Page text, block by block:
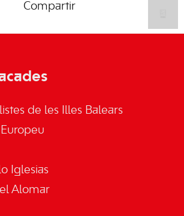
Compartir
de les Illes Balears
Iglesias
Alomar